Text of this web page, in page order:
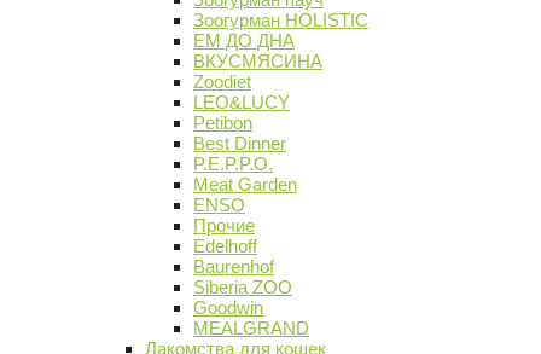
Зоогурман HOLISTIC
ЕМ ДО ДНА
ВКУСМЯСИНА
Zoodiet
LEO&LUCY
Petibon
Best Dinner
P.E.P.P.O.
Meat Garden
ENSO
Прочие
Edelhoff
Baurenhof
Siberia ZOO
Goodwin
MEALGRAND
Лакомства для кошек